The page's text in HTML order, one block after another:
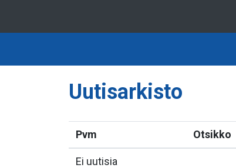
Uutisarkisto
Pvm Otsikko
Ei uutisia